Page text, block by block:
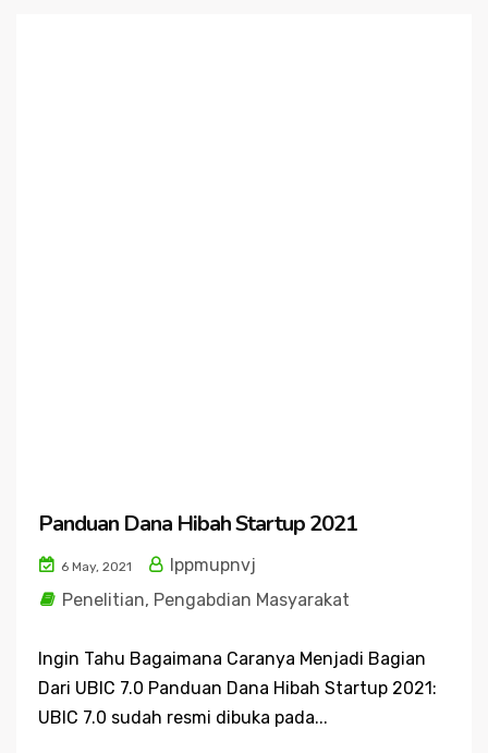
Panduan Dana Hibah Startup 2021
6 May, 2021
lppmupnvj
Penelitian, Pengabdian Masyarakat
Ingin Tahu Bagaimana Caranya Menjadi Bagian
Dari UBIC 7.0 Panduan Dana Hibah Startup 2021:
UBIC 7.0 sudah resmi dibuka pada...